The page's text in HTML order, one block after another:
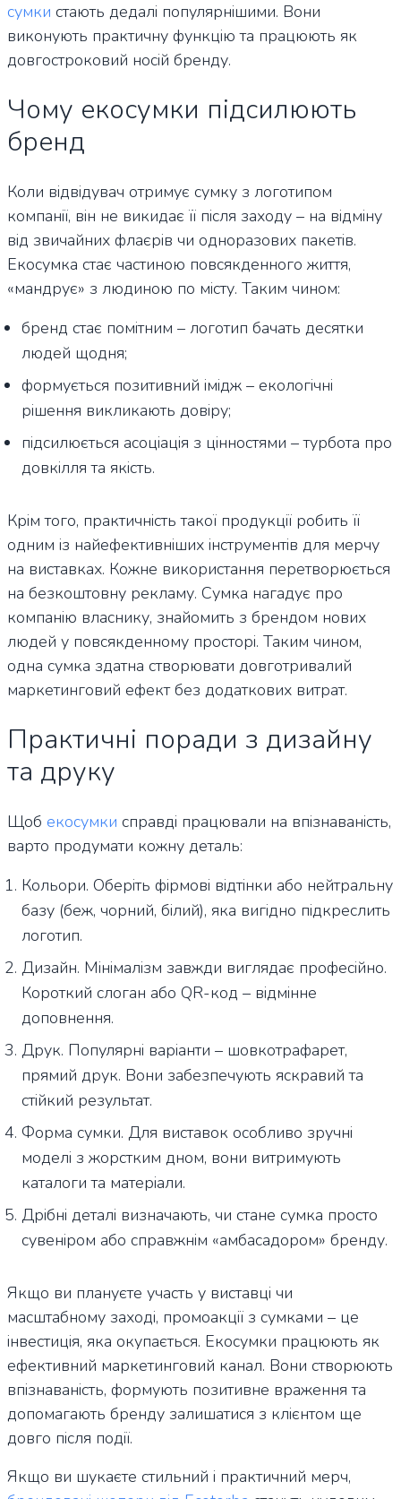
сумки стають дедалі популярнішими. Вони
виконують практичну функцію та працюють як
довгостроковий носій бренду.
Чому екосумки підсилюють
бренд
Коли відвідувач отримує сумку з логотипом
компанії, він не викидає її після заходу – на відміну
від звичайних флаєрів чи одноразових пакетів.
Екосумка стає частиною повсякденного життя,
«мандрує» з людиною по місту. Таким чином:
бренд стає помітним – логотип бачать десятки
людей щодня;
формується позитивний імідж – екологічні
рішення викликають довіру;
підсилюється асоціація з цінностями – турбота про
довкілля та якість.
Крім того, практичність такої продукції робить її
одним із найефективніших інструментів для мерчу
на виставках. Кожне використання перетворюється
на безкоштовну рекламу. Сумка нагадує про
компанію власнику, знайомить з брендом нових
людей у повсякденному просторі. Таким чином,
одна сумка здатна створювати довготривалий
маркетинговий ефект без додаткових витрат.
Практичні поради з дизайну
та друку
Щоб екосумки справді працювали на впізнаваність,
варто продумати кожну деталь:
Кольори. Оберіть фірмові відтінки або нейтральну
базу (беж, чорний, білий), яка вигідно підкреслить
логотип.
Дизайн. Мінімалізм завжди виглядає професійно.
Короткий слоган або QR-код – відмінне
доповнення.
Друк. Популярні варіанти – шовкотрафарет,
прямий друк. Вони забезпечують яскравий та
стійкий результат.
Форма сумки. Для виставок особливо зручні
моделі з жорстким дном, вони витримують
каталоги та матеріали.
Дрібні деталі визначають, чи стане сумка просто
сувеніром або справжнім «амбасадором» бренду.
Якщо ви плануєте участь у виставці чи
масштабному заході, промоакції з сумками – це
інвестиція, яка окупається. Екосумки працюють як
ефективний маркетинговий канал. Вони створюють
впізнаваність, формують позитивне враження та
допомагають бренду залишатися з клієнтом ще
довго після події.
Якщо ви шукаєте стильний і практичний мерч,